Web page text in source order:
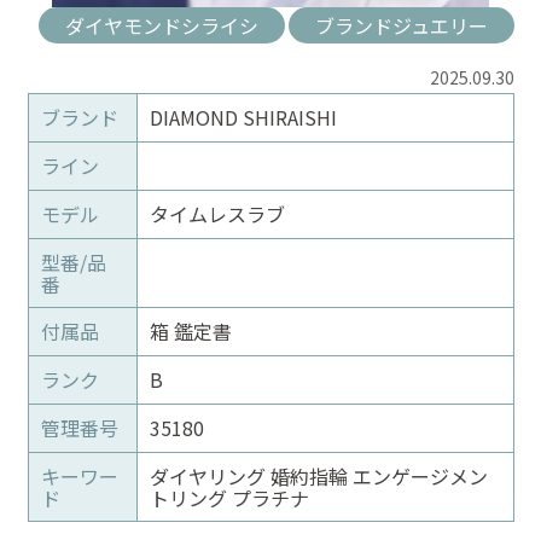
ダイヤモンドシライシ ブランドジュエリー
2025.09.30
ブランド
DIAMOND SHIRAISHI
ライン
モデル
タイムレスラブ
型番/品
番
付属品
箱 鑑定書
ランク
B
管理番号
35180
キーワー
ド
ダイヤリング 婚約指輪 エンゲージメン
トリング プラチナ